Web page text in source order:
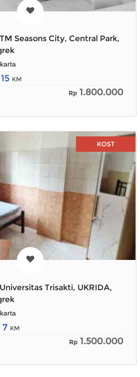
Seasons City, Central Park,
15 KM
Rp 1.800.000
KOST
Trisakti, UKRIDA,
7 KM
Rp 1.500.000